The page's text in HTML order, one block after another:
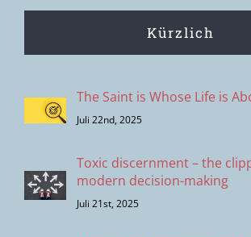
Kürzlich
The Saint is Whose Life is
Juli 22nd, 2025
Toxic discernment – the
modern decision-making
Juli 21st, 2025